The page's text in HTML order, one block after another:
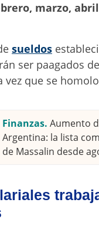
marzo,
sueldos
ser paagados
vez que se
Finanzas. Aumento
Argentina: la lista
de Massalin desde